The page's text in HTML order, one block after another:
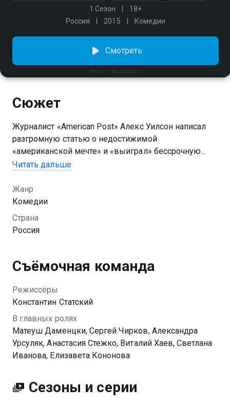
1 Сезон
18+
Россия
2015 Комедии
Как я стал русским
Смотреть
Сюжет
Журналист «American Post» Алекс Уилсон написал
разгромную статью о недостижимой
«американской мечте» и «выиграл» бессрочную
командировку в Россию. Поначалу герой с ужасом
медведей, но со временем проникается любовью и
уважением к чужой стране.
Читать дальше
Жанр
Комедии
Страна
Россия
Съёмочная команда
Режиссёры
Константин Статский
В главных ролях
Матеуш Даменцки, Сергей Чирков, Александра
Урсуляк, Анастасия Стежко, Виталий Хаев, Светлана
Иванова, Елизавета Кононова
Сезоны и серии